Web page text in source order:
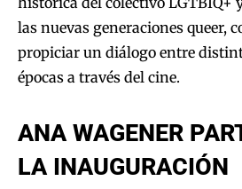
las nuevas generaciones queer,
propiciar un diálogo entre
épocas a través del cine.
ANA WAGENER
LA INAUGURACIÓN